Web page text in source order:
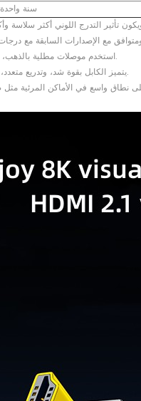
سنة واحدة
3. استخدم موصلات مطلية بالذهب، وهي مقاومة للتآكل ولها نقل إشارة ثابت.
4. يتميز الكابل بقوة شد، وتدريع متعدد، وفعال ضد التداخل، ونقل سلس للإشارة.